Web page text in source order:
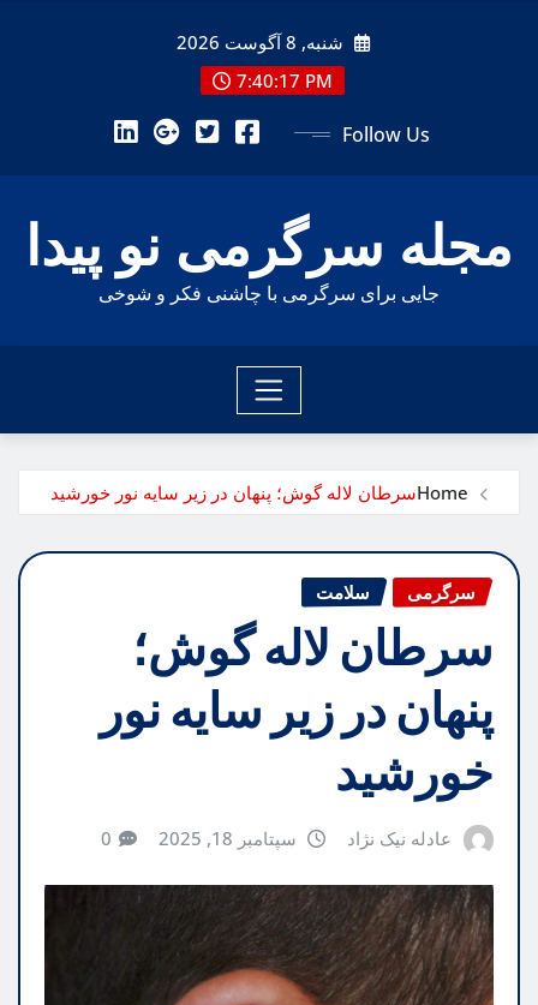
شنبه, 8 آگوست 2026
7:40:19 PM
Follow Us
مجله سرگرمی نو پیدا
جایی برای سرگرمی با چاشنی فکر و شوخی
Homeسرطان لاله گوش؛ پنهان در زیر سایه نور خورشید
سرگرمی سلامت
سرطان لاله گوش؛
پنهان در زیر سایه نور
خورشید
عادله نیک نژاد سپتامبر 18, 2025 0